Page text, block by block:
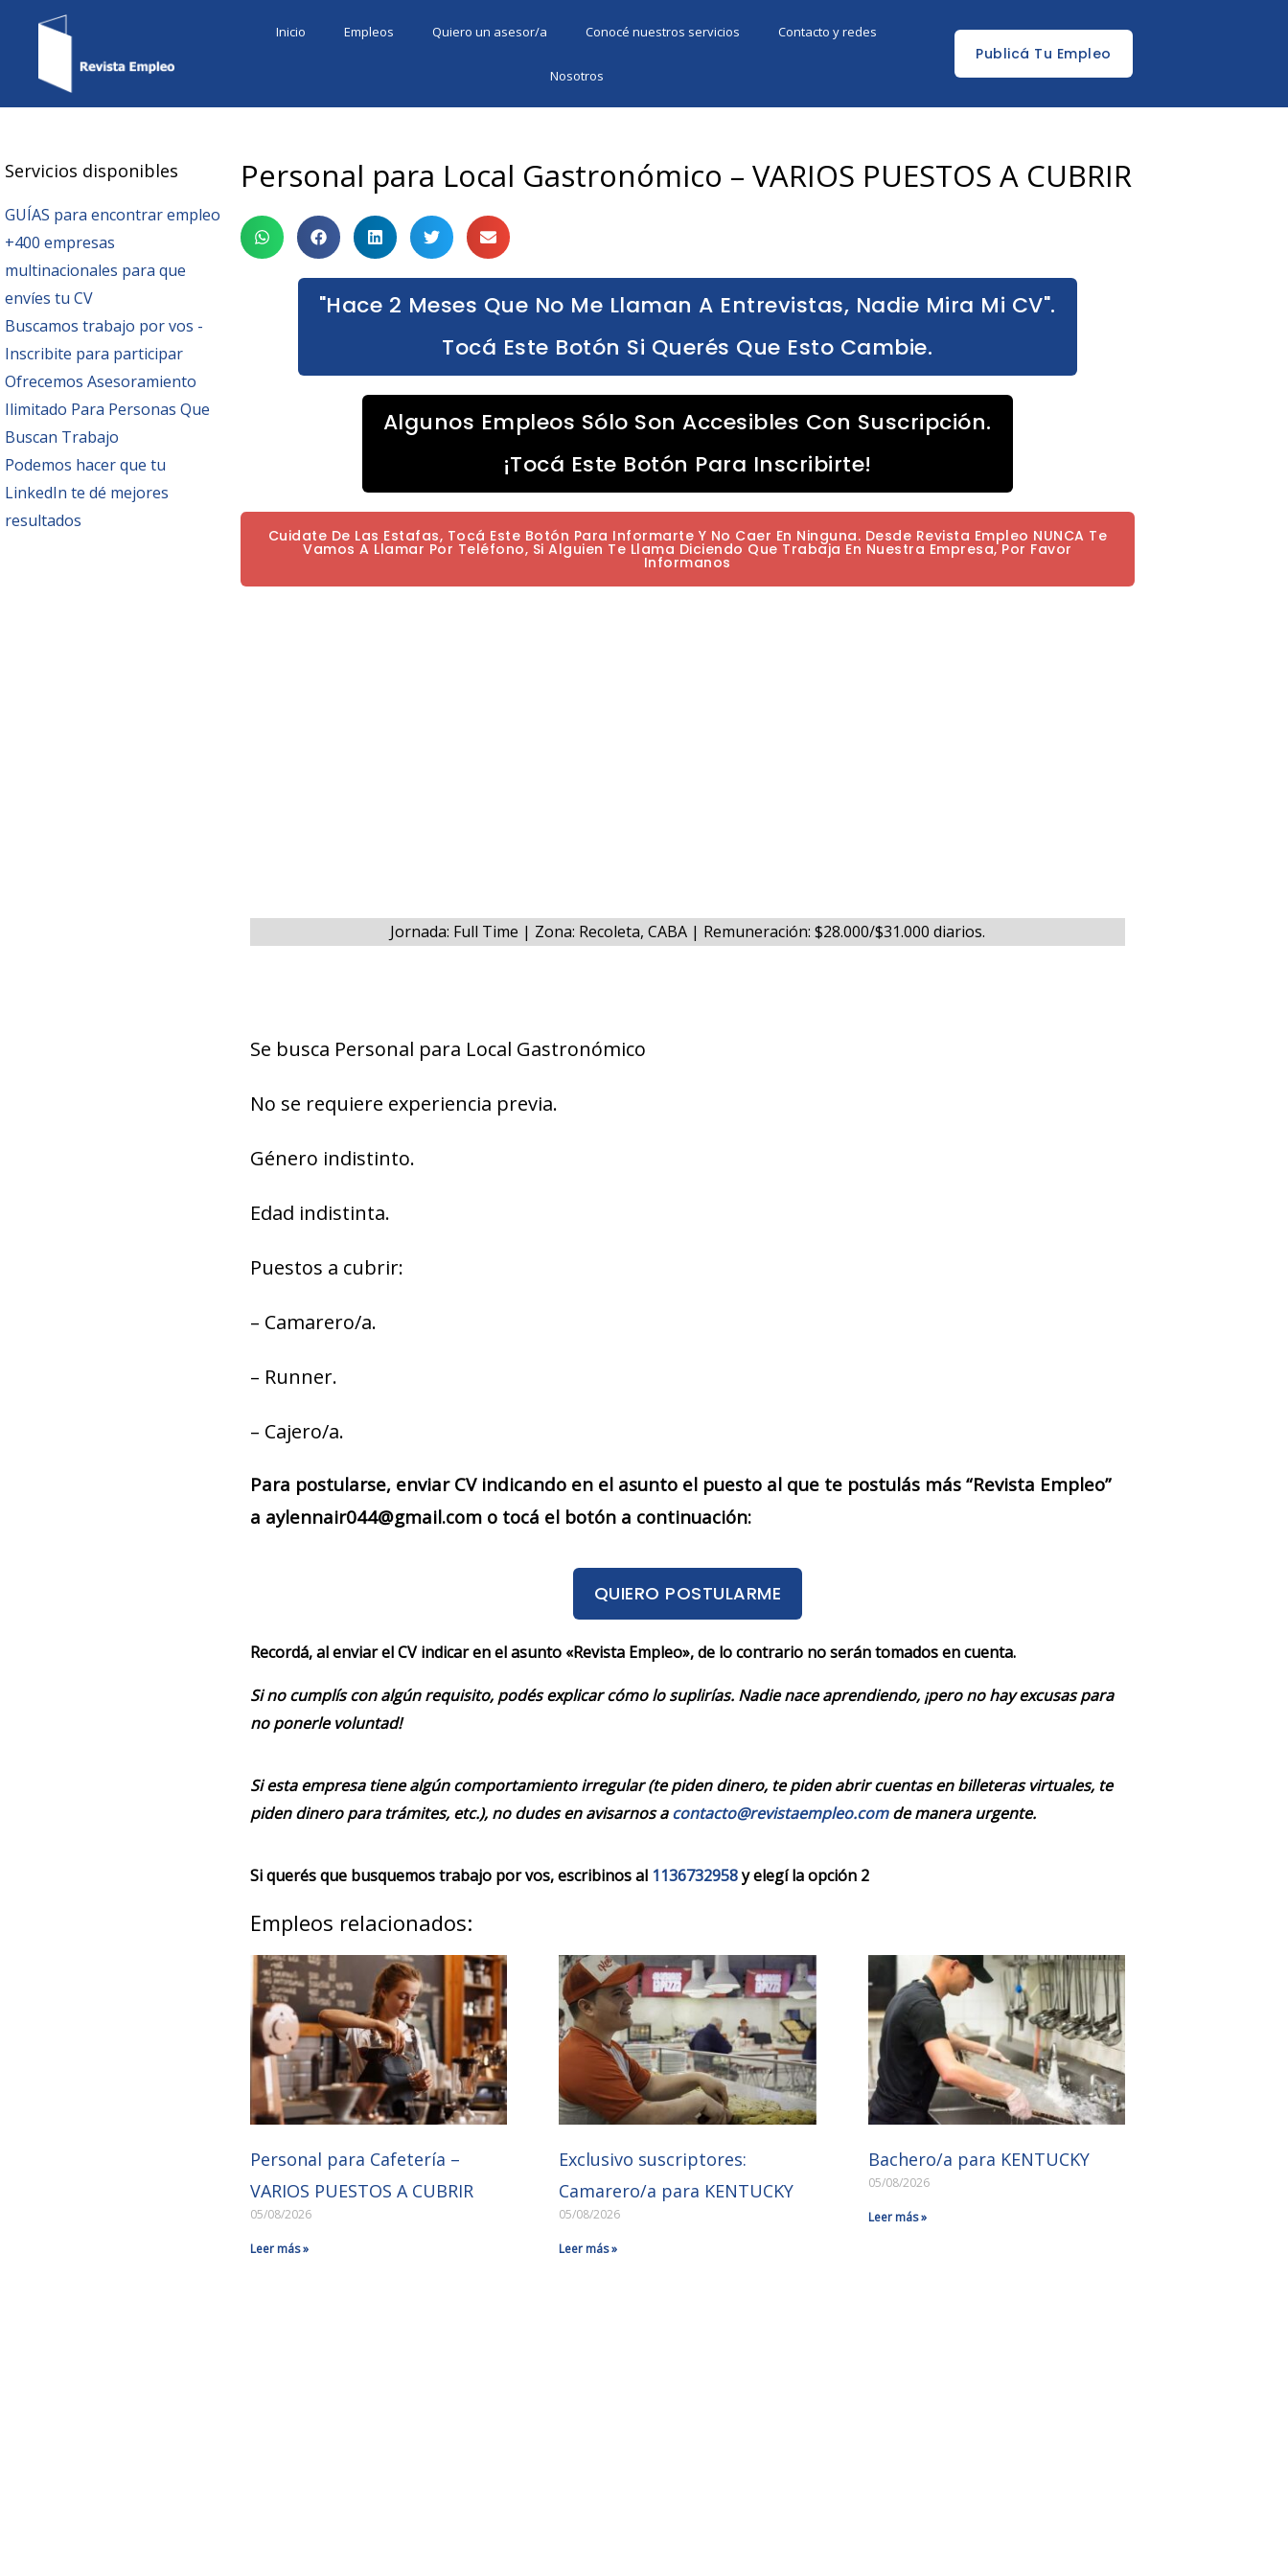
Inicio Empleos Quiero un asesor/a Conocé nuestros servicios Contacto y redes
Nosotros
Publicá Tu Empleo
Servicios disponibles
GUÍAS para encontrar empleo
+400 empresas
multinacionales para que
envíes tu CV
Buscamos trabajo por vos -
Inscribite para participar
Ofrecemos Asesoramiento
Ilimitado Para Personas Que
Buscan Trabajo
Podemos hacer que tu
LinkedIn te dé mejores
resultados
Personal para Local Gastronómico – VARIOS PUESTOS A CUBRIR
"Hace 2 Meses Que No Me Llaman A Entrevistas, Nadie Mira Mi CV".
Tocá Este Botón Si Querés Que Esto Cambie.
Algunos Empleos Sólo Son Accesibles Con Suscripción.
¡Tocá Este Botón Para Inscribirte!
Cuidate De Las Estafas, Tocá Este Botón Para Informarte Y No Caer En Ninguna. Desde Revista Empleo NUNCA Te
Vamos A Llamar Por Teléfono, Si Alguien Te Llama Diciendo Que Trabaja En Nuestra Empresa, Por Favor
Informanos
Jornada: Full Time | Zona: Recoleta, CABA | Remuneración: $28.000/$31.000 diarios.
Se busca Personal para Local Gastronómico
No se requiere experiencia previa.
Género indistinto.
Edad indistinta.
Puestos a cubrir:
– Camarero/a.
– Runner.
– Cajero/a.
Para postularse, enviar CV indicando en el asunto el puesto al que te postulás más “Revista Empleo”
a aylennair044@gmail.com o tocá el botón a continuación:
QUIERO POSTULARME
Recordá, al enviar el CV indicar en el asunto «Revista Empleo», de lo contrario no serán tomados en cuenta.
Si no cumplís con algún requisito, podés explicar cómo lo suplirías. Nadie nace aprendiendo, ¡pero no hay excusas para
no ponerle voluntad!
Si esta empresa tiene algún comportamiento irregular (te piden dinero, te piden abrir cuentas en billeteras virtuales, te
piden dinero para trámites, etc.), no dudes en avisarnos acontacto@revistaempleo.comde manera urgente.
Si querés que busquemos trabajo por vos, escribinos al 1136732958y elegí la opción 2
Empleos relacionados:
Personal para Cafetería –
VARIOS PUESTOS A CUBRIR
05/08/2026
Leer más »
Exclusivo suscriptores:
Camarero/a para KENTUCKY
05/08/2026
Leer más »
Bachero/a para KENTUCKY
05/08/2026
Leer más »